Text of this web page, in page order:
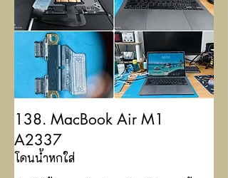
138. MacBook Air M1
A2337
โดนน้ำหกใส่